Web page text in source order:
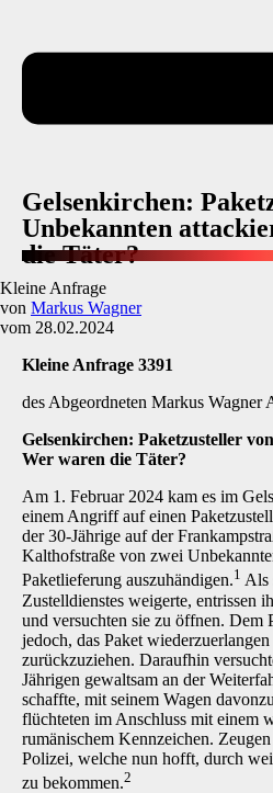
Gelsenkirchen:
Unbekannten
die Täter?
Kleine Anfrage
von Markus Wagner
vom 28.02.2024
Kleine Anfrage 3391
des Abgeordneten Markus Wagner
Gelsenkirchen: Paketzusteller
Wer waren die Täter?
Am 1. Februar 2024 kam es im
einem Angriff auf einen
der 30-Jährige auf der
Kalthofstraße von zwei
Paketlieferung auszuhändigen.1 Als
Zustelldienstes weigerte, entrissen
und versuchten sie zu öffnen. Dem
jedoch, das Paket
zurückzuziehen. Daraufhin
Jährigen gewaltsam an der
schaffte, mit seinem Wagen
flüchteten im Anschluss mit einem
rumänischem Kennzeichen.
Polizei, welche nun hofft, durch
zu bekommen.2